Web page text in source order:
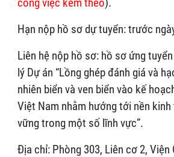
Hạn nộp hồ sơ dự tuyển: trước
Liên hệ nộp hồ sơ: hồ sơ ứng
lý Dự án “Lồng ghép đánh giá và
nhiên biển và ven biển vào kế
Việt Nam nhằm hướng tới nền kinh
vững trong một số lĩnh vực”.
Địa chỉ: Phòng 303, Liên cơ 2, Viện